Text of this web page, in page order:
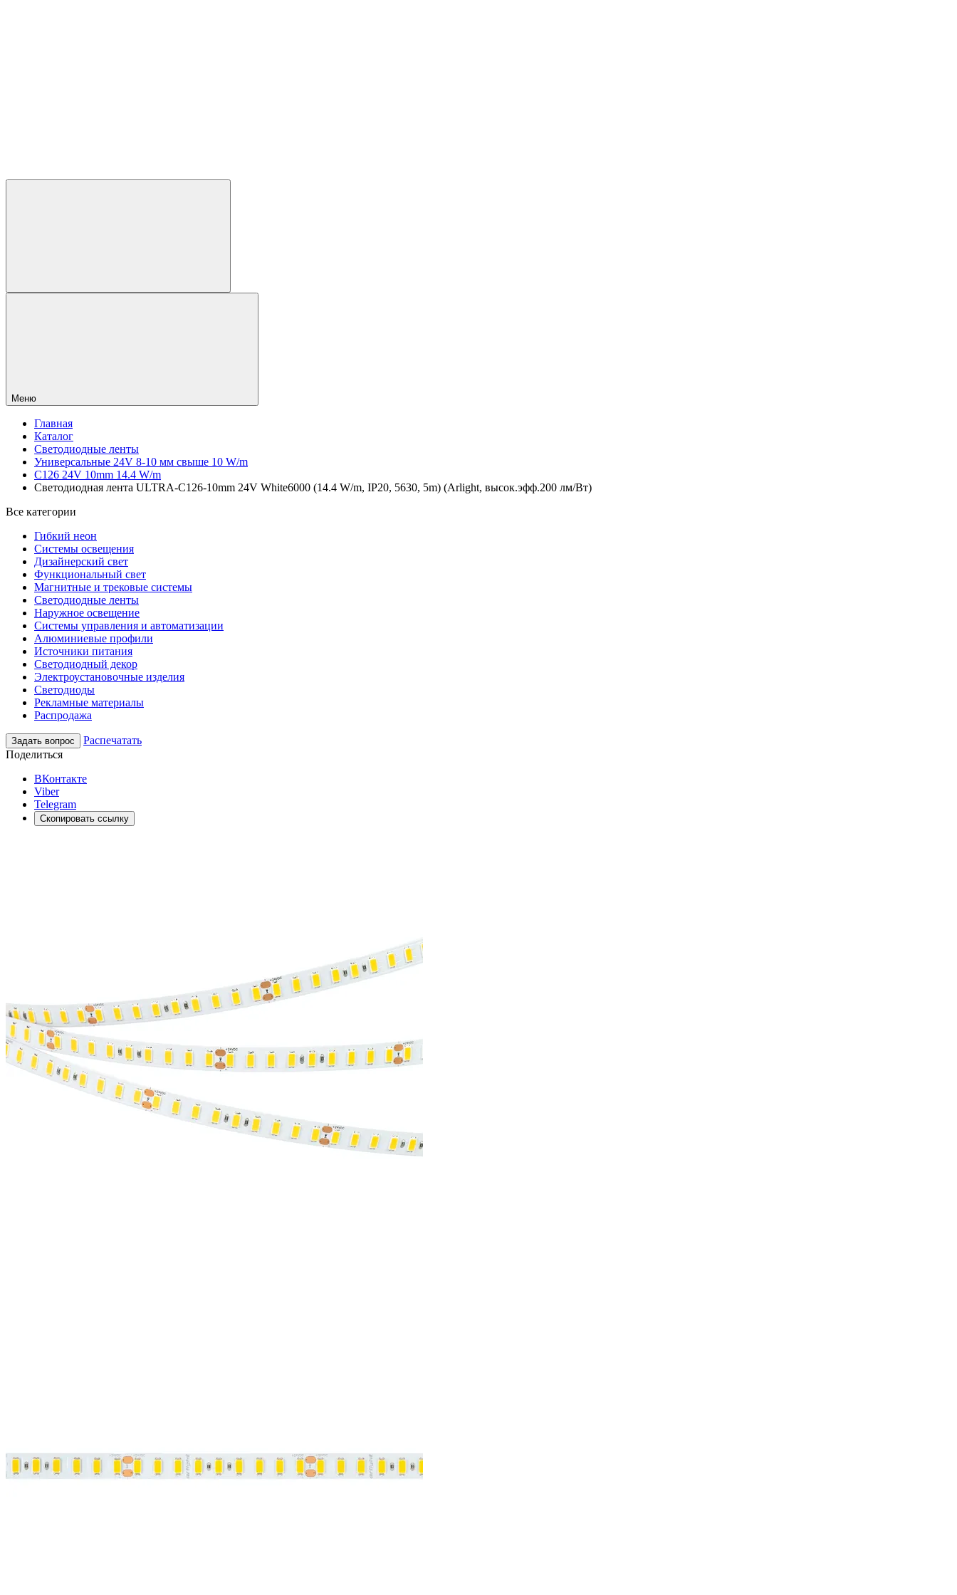
Меню
Главная
Каталог
Светодиодные ленты
Универсальные 24V 8-10 мм свыше 10 W/m
C126 24V 10mm 14.4 W/m
Светодиодная лента ULTRA-C126-10mm 24V White6000 (14.4 W/m, IP20, 5630, 5m) (Arlight, высок.эфф.200 лм/Вт)
Все категории
Гибкий неон
Системы освещения
Дизайнерский свет
Функциональный свет
Магнитные и трековые системы
Светодиодные ленты
Наружное освещение
Системы управления и автоматизации
Алюминиевые профили
Источники питания
Светодиодный декор
Электроустановочные изделия
Светодиоды
Рекламные материалы
Распродажа
Задать вопрос
Распечатать
Поделиться
ВКонтакте
Viber
Telegram
Скопировать ссылку